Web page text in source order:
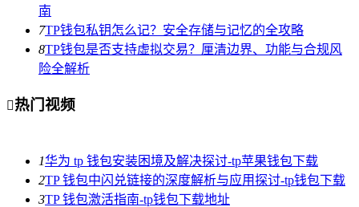
南
7TP钱包私钥怎么记？安全存储与记忆的全攻略
8TP钱包是否支持虚拟交易？厘清边界、功能与合规风
险全解析
热门视频
1华为 tp 钱包安装困境及解决探讨-tp苹果钱包下载
2TP 钱包中闪兑链接的深度解析与应用探讨-tp钱包下载
3TP 钱包激活指南-tp钱包下载地址